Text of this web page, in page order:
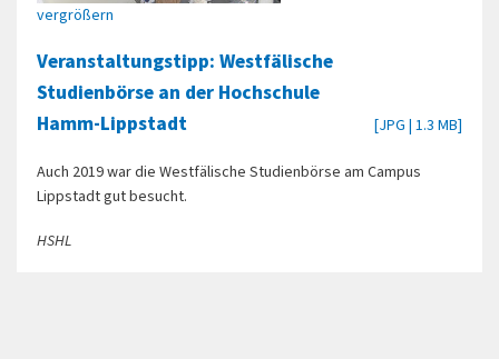
vergrößern
Veranstaltungstipp: Westfälische
Studienbörse an der Hochschule
Hamm-Lippstadt
[JPG | 1.3 MB]
Auch 2019 war die Westfälische Studienbörse am Campus
Lippstadt gut besucht.
HSHL